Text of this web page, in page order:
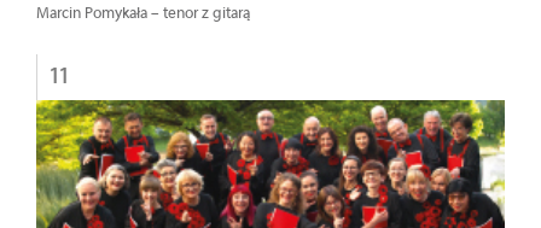
Marcin Pomykała – tenor z gitarą
11